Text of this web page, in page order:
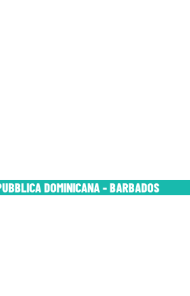
DOMINICANA - BARBADOS